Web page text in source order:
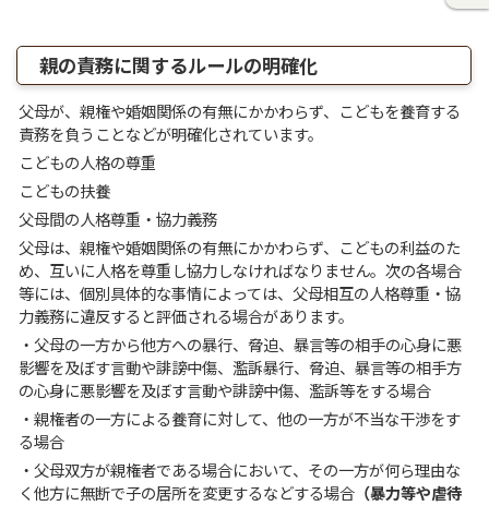
親の責務に関するルールの明確化
父母が、親権や婚姻関係の有無にかかわらず、こどもを養育する
責務を負うことなどが明確化されています。
こどもの人格の尊重
こどもの扶養
父母間の人格尊重・協力義務
父母は、親権や婚姻関係の有無にかかわらず、こどもの利益のた
め、互いに人格を尊重し協力しなければなりません。次の各場合
等には、個別具体的な事情によっては、父母相互の人格尊重・協
力義務に違反すると評価される場合があります。
・父母の一方から他方への暴行、脅迫、暴言等の相手の心身に悪
影響を及ぼす言動や誹謗中傷、濫訴暴行、脅迫、暴言等の相手方
の心身に悪影響を及ぼす言動や誹謗中傷、濫訴等をする場合
・親権者の一方による養育に対して、他の一方が不当な干渉をす
る場合
・父母双方が親権者である場合において、その一方が何ら理由な
く他方に無断で子の居所を変更するなどする場合 （暴力等や虐待